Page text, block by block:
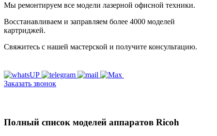
Мы ремонтируем все модели лазерной офисной техники.
Восстанавливаем и заправляем более 4000 моделей
картриджей.
Свяжитесь с нашей мастерской и получите консультацию.
Заказать звонок
Полный список моделей аппаратов Ricoh